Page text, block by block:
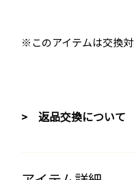
※このアイテムは交換
> 返品交換について